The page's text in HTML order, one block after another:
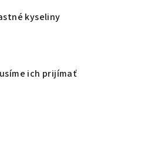
kyseliny
ich prijímať